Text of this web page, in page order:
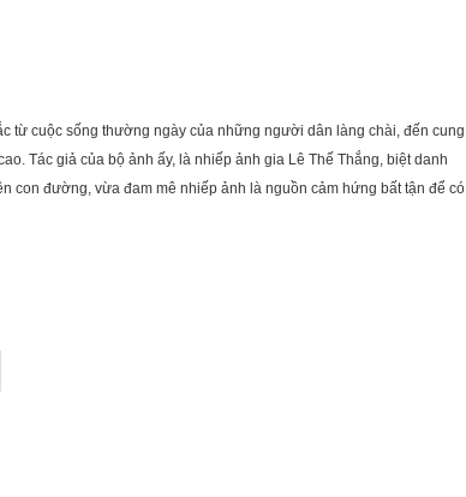
từ cuộc sống thường ngày của những người dân làng chài, đến cung
Tác giả của bộ ảnh ấy, là nhiếp ảnh gia Lê Thế Thắng, biệt danh
con đường, vừa đam mê nhiếp ảnh là nguồn cảm hứng bất tận để có